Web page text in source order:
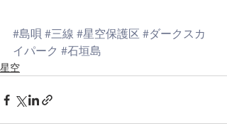
#島唄 #三線 #星空保護区 #ダークスカ
イパーク #石垣島
星空